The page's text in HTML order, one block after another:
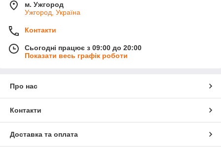
м. Ужгород
Ужгород, Україна
Контакти
Сьогодні працює з 09:00 до 20:00
Показати весь графік роботи
Про нас
Контакти
Доставка та оплата